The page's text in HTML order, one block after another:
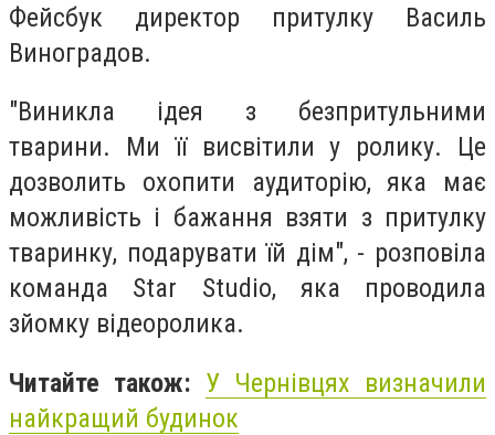
Фейсбук директор притулку Василь
Виноградов.
"Виникла ідея з безпритульними
тварини. Ми її висвітили у ролику. Це
дозволить охопити аудиторію, яка має
можливість і бажання взяти з притулку
тваринку, подарувати їй дім", - розповіла
команда Star Studio, яка проводила
зйомку відеоролика.
Читайте також: У Чернівцях визначили
найкращий будинок